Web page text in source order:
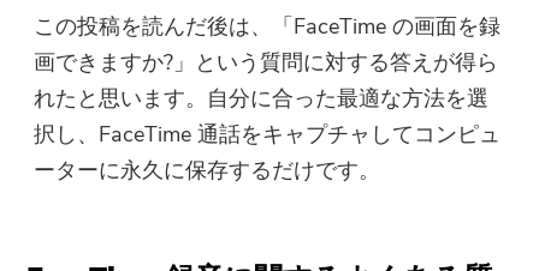
この投稿を読んだ後は、「FaceTime の画面を録
画できますか?」という質問に対する答えが得ら
れたと思います。自分に合った最適な方法を選
択し、FaceTime 通話をキャプチャしてコンピュ
ーターに永久に保存するだけです。